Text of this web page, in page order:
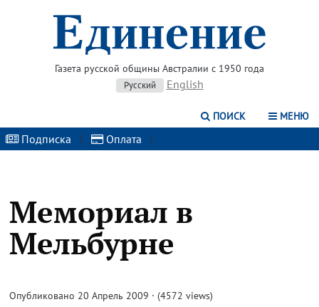
Газета русской общины Австралии с 1950 года
Русский English
ПОИСК МЕНЮ
Подписка | Оплата |
Мемориал в
Мельбурне
Опубликовано 20 Апрель 2009 · (4572 views)